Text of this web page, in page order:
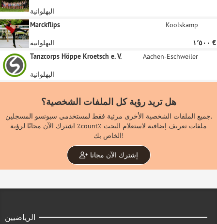
البهلوانية
Marckflips
Koolskamp
البهلوانية
‏١٬٥٠٠ €
Tanzcorps Höppe Kroetsch e. V.
Aachen-Eschweiler
البهلوانية
هل تريد رؤية كل الملفات الشخصية؟
جميع الملفات الشخصية الأخرى مرئية فقط لمستخدمي سبونسو المسجلين.
اشترك الآن مجانًا لرؤية ٪count٪ ملفات تعريف إضافية لاستعلام البحث
الخاص بك!
إشترك الآن مجانا
الرياضيين